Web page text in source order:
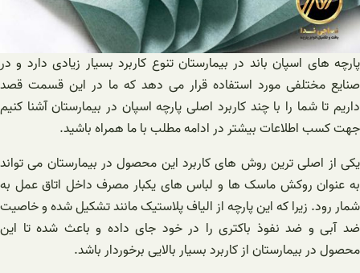
پارچه های اسپان باند در بیمارستان تنوع کاربرد بسیار زیادی دارد و در
صنایع مختلفی مورد استفاده قرار می دهد که ما در این قسمت قصد
داریم تا شما را با چند کاربرد اصلی پارچه اسپان در بیمارستان آشنا کنیم
جهت کسب اطلاعات بیشتر در ادامه مطلب با ما همراه باشید.
یکی از اصلی‌ ترین روش های کاربرد این محصول در بیمارستان می‌ تواند
به عنوان روکش ماسک ها و لباس های یکبار مصرف داخل اتاق عمل به
شمار رود. زیرا که این پارچه از الیاف پلاستیک مانند تشکیل شده و خاصیت
ضد آبی و ضد نفوذ باکتری را در خود جای داده و باعث شده تا این
محصول در بیمارستان از کاربرد بسیار بالایی برخوردار باشد.